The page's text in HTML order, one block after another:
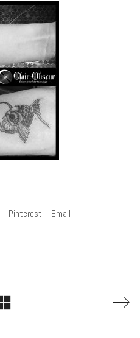
Pinterest Email